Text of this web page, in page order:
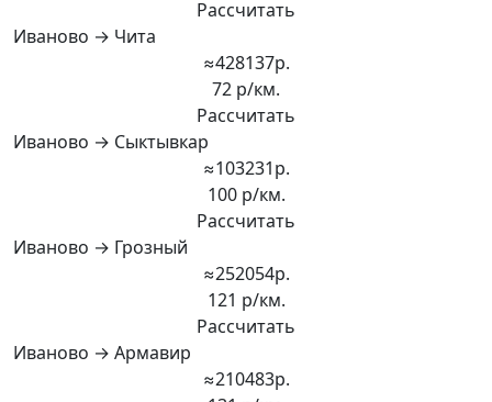
Рассчитать
Иваново → Чита
≈428137р.
72 р/км.
Рассчитать
Иваново → Сыктывкар
≈103231р.
100 р/км.
Рассчитать
Иваново → Грозный
≈252054р.
121 р/км.
Рассчитать
Иваново → Армавир
≈210483р.